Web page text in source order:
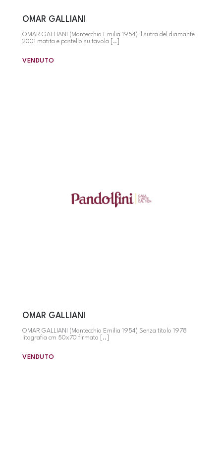
OMAR GALLIANI
OMAR GALLIANI (Montecchio Emilia 1954) Il sutra del diamante
2001 matita e pastello su tavola [..]
VENDUTO
OMAR GALLIANI
OMAR GALLIANI (Montecchio Emilia 1954) Senza titolo 1978
litografia cm 50x70 firmata [..]
VENDUTO